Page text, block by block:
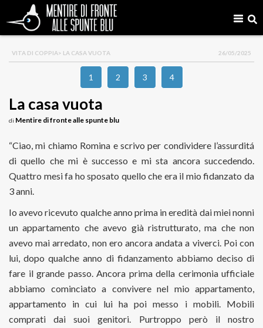
VITA DI COPPIA> LA CASA VUOTA 26/05/2025
1 2 3 4
La casa vuota
di Mentire di fronte alle spunte blu
“Ciao, mi chiamo Romina e scrivo per condividere l’assurditá
di quello che mi è successo e mi sta ancora succedendo.
Quattro mesi fa ho sposato quello che era il mio fidanzato da
3 anni.
Io avevo ricevuto qualche anno prima in eredità dai miei nonni
un appartamento che avevo già ristrutturato, ma che non
avevo mai arredato, non ero ancora andata a viverci. Poi con
lui, dopo qualche anno di fidanzamento abbiamo deciso di
fare il grande passo. Ancora prima della cerimonia ufficiale
abbiamo cominciato a convivere nel mio appartamento,
appartamento in cui lui ha poi messo i mobili. Mobili
comprati dai suoi genitori. Purtroppo però il nostro